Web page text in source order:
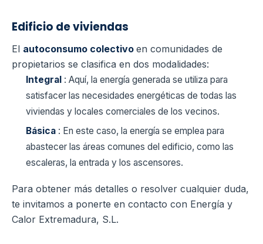
Edificio de viviendas
El autoconsumo colectivo en comunidades de
propietarios se clasifica en dos modalidades:
Integral : Aquí, la energía generada se utiliza para
satisfacer las necesidades energéticas de todas las
viviendas y locales comerciales de los vecinos.
Básica : En este caso, la energía se emplea para
abastecer las áreas comunes del edificio, como las
escaleras, la entrada y los ascensores.
Para obtener más detalles o resolver cualquier duda,
te invitamos a ponerte en contacto con Energía y
Calor Extremadura, S.L.